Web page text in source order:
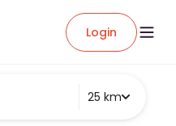
Login
25 km